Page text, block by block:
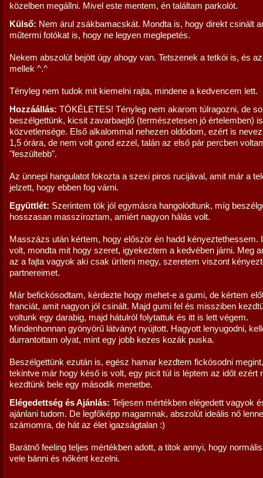
közelben megállni. Mivel este mentem, én találtam parkolót.
Külső: Nem árul zsákbamacskát. Mondta is, hogy direkt csinált
műtermi fotókat is, hogy ne legyen meglepetés.
Nekem abszolút bejött úgy ahogy van. Tetszenek a tetkói is, és
mellek ^.^
Tényleg nem tudok mit kiemelni rajta, mindene a kedvencem lett.
Hozzáállás: TÖKÉLETES! Tényleg nem akarom túlragozni, de
beszélgettünk, kicsit zavarbaejtő (természetesen jó értelemben)
közvetlensége. Első alkalommal nehezen oldódom, ezért is
1,5 órára, de nem volt gond ezzel, talán az első pár percben
"feszültebb".
Az ünnepi hangulatot fokozta a szexi piros rucijával, amit már a
jelzett, hogy ebben fog várni.
Együttlét: Szerintem tök jól egymásra hangolódtunk, míg
hosszasan masszíroztam, amiért nagyon hálás volt.
Masszázs után kértem, hogy először én hadd kényeztethessem.
volt, mondta mit hogy szeret, igyekeztem a kedvében járni. Meg
az a fajta vagyok aki csak üríteni megy, szeretem viszont
partnereimet.
Már befickósodtam, kérdezte hogy mehet-e a gumi, de kértem
franciát, amit nagyon jól csinált. Majd gumi fel és missziben
voltunk egy darabig, majd hátulról folytattuk és itt is lett végem.
Mindenhonnan gyönyörű látványt nyújtott. Hagyott lenyugodni,
durrantottam olyat, mint egy jobb kezes kozák puska.
Beszélgettünk ezután is, egész hamar kezdtem fickósodni
tekintve már hogy késő is volt, egy picit túl is léptem az időt ezért
kezdtünk bele egy második menetbe.
Elégedettség és Ajánlás: Teljesen mértékben elégedett vagyok
ajánlani tudom. De legfőképp magamnak, abszolút ideális nő
számomra, de hát az élet igazságtalan :)
Barátnő feeling teljes mértékben adott, a titok annyi, hogy
vele bánni és nőként kezelni.